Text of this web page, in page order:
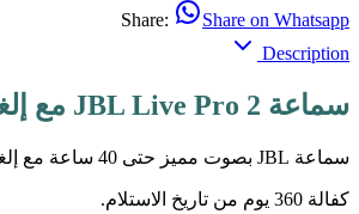
Share:
Share on Whatsapp
Description
سماعة JBL Live Pro 2 مع إلغاء الضوضاء – من كاليفورا شوب
سماعة JBL بصوت مميز حتى 40 ساعة مع إلغاء ضوضاء تكيفي و6 ميكروفونات وشحن لاسلكي Qi. ضمان سنة.
كفالة 360 يوم من تاريخ الاستلام.